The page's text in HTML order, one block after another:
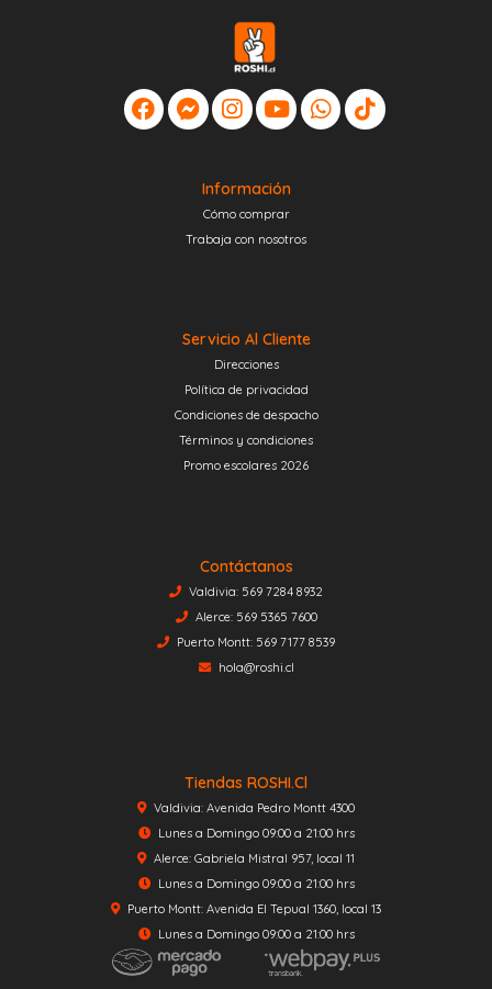
Información
Cómo comprar
Trabaja con nosotros
Servicio Al Cliente
Direcciones
Política de privacidad
Condiciones de despacho
Términos y condiciones
Promo escolares 2026
Contáctanos
Valdivia: 569 7284 8932
Alerce: 569 5365 7600
Puerto Montt: 569 7177 8539
hola@roshi.cl
Tiendas ROSHI.cl
Valdivia: Avenida Pedro Montt 4300
Lunes a Domingo 09:00 a 21:00 hrs
Alerce: Gabriela Mistral 957, local 11
Lunes a Domingo 09:00 a 21:00 hrs
Puerto Montt: Avenida El Tepual 1360, local 13
Lunes a Domingo 09:00 a 21:00 hrs